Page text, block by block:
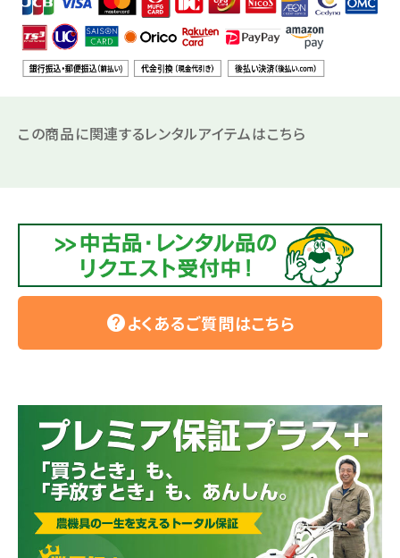
この商品に関連するレンタルアイテムはこちら
helpよくあるご質問はこちら